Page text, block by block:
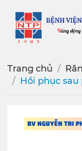
Trang chủ
Hồi phục